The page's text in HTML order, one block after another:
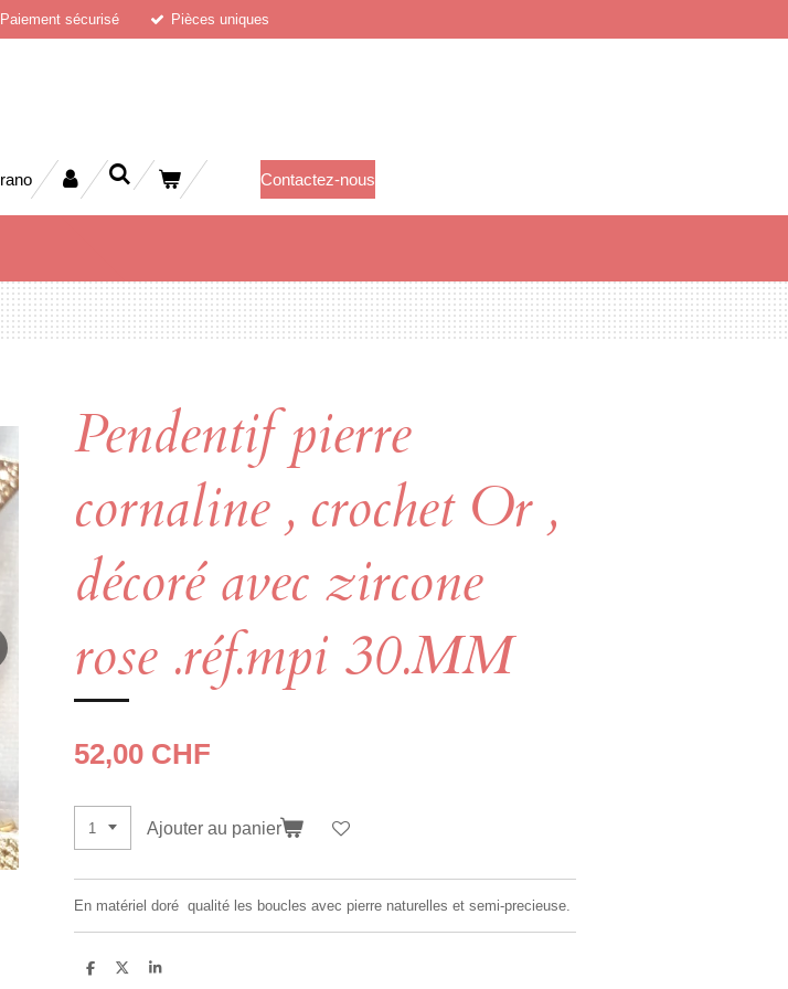
Paiement sécurisé Pièces uniques
Contactez-nous
Pendentif pierre
cornaline , crochet Or ,
décoré avec zircone
rose .réf.mpi 30.MM
52,00 CHF
Ajouter au panier
En matériel doré qualité les boucles avec pierre naturelles et semi-precieuse.
P
P
P